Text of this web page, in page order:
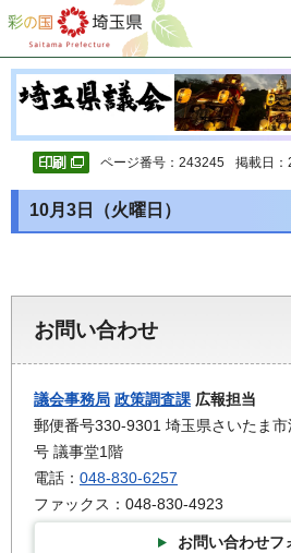
彩の国 埼玉県
ページ番号：243245 掲載日：
10月3日（火曜日）
お問い合わせ
議会事務局 政策調査課 広報担当
郵便番号330-9301 埼玉県さいたま
号 議事堂1階
電話： 048-830-6257
ファックス：048-830-4923
お問い合わせフ